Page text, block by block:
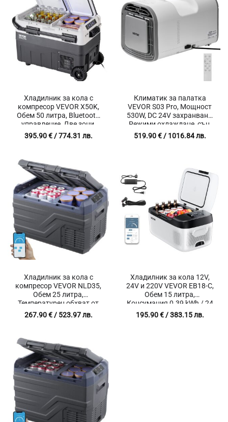
Хладилник за кола с
компресор VEVOR X50K,
Обем 50 литра, Bluetooth
управление, Две зони,
Температурен обхват от
-20℃ до 20℃
395.90€/ 774.31 лв.
Климатик за палатка
VEVOR S03 Pro, Мощност
530W, DC 24V захранване,
Режими охлаждане, сън,
вентилатор,
обезвлажняване
519.90€/ 1016.84 лв.
Хладилник за кола с
компресор VEVOR NLD35,
Обем 25 литра,
Температурен обхват от
-20℃ до 20℃, Bluetooth
управление
267.90€/ 523.97 лв.
Хладилник за кола 12V,
24V и 220V VEVOR EB18-C,
Обем 15 литра,
Консумация 0.39 kWh / 24
часа, Температурен
диапазон от -20°C до +20°C
195.90€/ 383.15 лв.